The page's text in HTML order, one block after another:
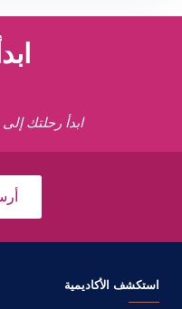
ابدأ رحلتك
استكشف الأكاديمية